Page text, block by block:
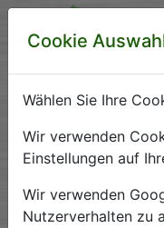
Cookie
Wählen Sie Ihre
Wir verwenden
Einstellungen auf
Wir verwenden
Nutzerverhalten zu